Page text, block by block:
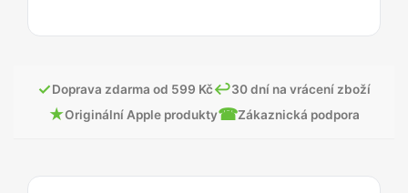
✓Doprava zdarma od 599 Kč↩30 dní na vrácení zboží
★Originální Apple produkty☎Zákaznická podpora